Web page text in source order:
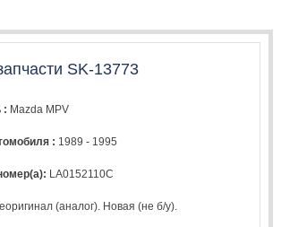
SK-13773
: Mazda MPV
: 1989 - 1995
LA0152110C
(аналог). Новая (не б/у).